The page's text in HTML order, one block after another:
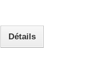
Détails